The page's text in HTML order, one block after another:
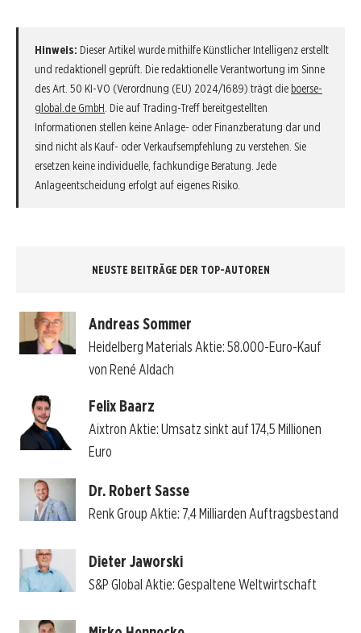
Hinweis: Dieser Artikel wurde mithilfe Künstlicher Intelligenz erstellt
und redaktionell geprüft. Die redaktionelle Verantwortung im Sinne
des Art. 50 KI-VO (Verordnung (EU) 2024/1689) trägt die boerse-
global.de GmbH . Die auf Trading-Treff bereitgestellten
Informationen stellen keine Anlage- oder Finanzberatung dar und
sind nicht als Kauf- oder Verkaufsempfehlung zu verstehen. Sie
ersetzen keine individuelle, fachkundige Beratung. Jede
Anlageentscheidung erfolgt auf eigenes Risiko.
NEUSTE BEITRÄGE DER TOP-AUTOREN
Andreas Sommer
Heidelberg Materials Aktie: 58.000-Euro-Kauf
von René Aldach
Felix Baarz
Aixtron Aktie: Umsatz sinkt auf 174,5 Millionen
Euro
Dr. Robert Sasse
Renk Group Aktie: 7,4 Milliarden Auftragsbestand
Dieter Jaworski
S&P Global Aktie: Gespaltene Weltwirtschaft